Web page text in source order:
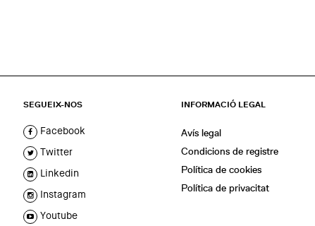
SEGUEIX-NOS
Facebook
Twitter
Linkedin
Instagram
Youtube
INFORMACIÓ LEGAL
Avís legal
Condicions de registre
Política de cookies
Política de privacitat